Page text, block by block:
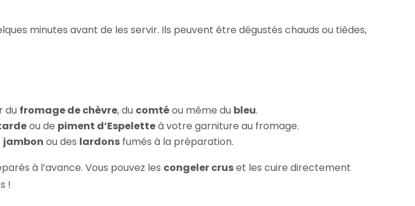
minutes avant de les servir. Ils peuvent être dégustés chauds ou tièdes,
du fromage de chèvre, du comtéou même du bleu.
ou de piment d’Espeletteà votre garniture au fromage.
jambon ou des lardons fumés à la préparation.
à l’avance. Vous pouvez les congeler cruset les cuire directement
!